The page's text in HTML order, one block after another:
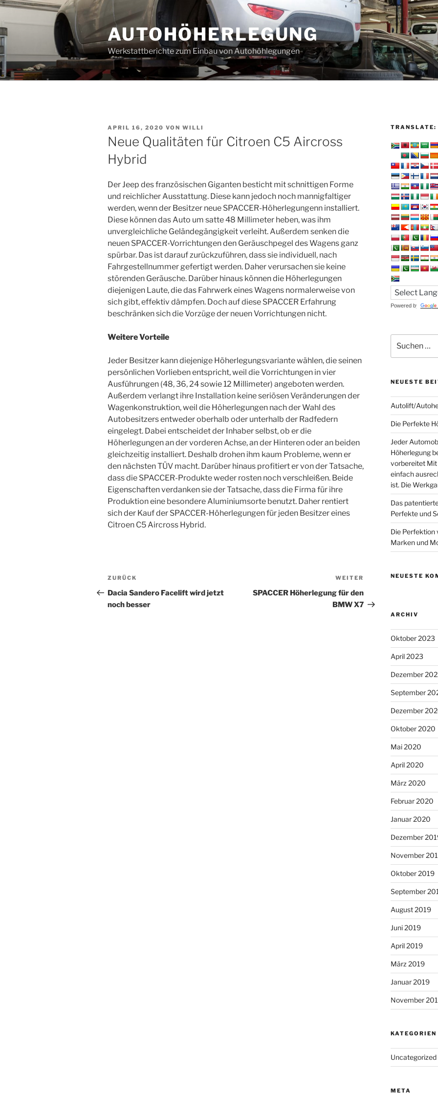
Zum
springen
AUTOHÖHERLEGUNG
Werkstattberichte zum Einbau von Autohöhlegungen
VERÖFFENTLICHT
AM
APRIL 16, 2020 VON WILLI
Neue Qualitäten für Citroen C5 Aircross
Hybrid
Der Jeep des französischen Giganten besticht mit schnittigen Forme
und reichlicher Ausstattung. Diese kann jedoch noch mannigfaltiger
werden, wenn der Besitzer neue SPACCER-Höherlegungenn installiert.
Diese können das Auto um satte 48 Millimeter heben, was ihm
unvergleichliche Geländegängigkeit verleiht. Außerdem senken die
neuen SPACCER-Vorrichtungen den Geräuschpegel des Wagens ganz
spürbar. Das ist darauf zurückzuführen, dass sie individuell, nach
Fahrgestellnummer gefertigt werden. Daher verursachen sie keine
störenden Geräusche. Darüber hinaus können die Höherlegungen
diejenigen Laute, die das Fahrwerk eines Wagens normalerweise von
sich gibt, effektiv dämpfen. Doch auf diese SPACCER Erfahrung
beschränken sich die Vorzüge der neuen Vorrichtungen nicht.
Weitere Vorteile
Jeder Besitzer kann diejenige Höherlegungsvariante wählen, die seinen
persönlichen Vorlieben entspricht, weil die Vorrichtungen in vier
Ausführungen (48, 36, 24 sowie 12 Millimeter) angeboten werden.
Außerdem verlangt ihre Installation keine seriösen Veränderungen der
Wagenkonstruktion, weil die Höherlegungen nach der Wahl des
Autobesitzers entweder oberhalb oder unterhalb der Radfedern
eingelegt. Dabei entscheidet der Inhaber selbst, ob er die
Höherlegungen an der vorderen Achse, an der Hinteren oder an beiden
gleichzeitig installiert. Deshalb drohen ihm kaum Probleme, wenn er
den nächsten TÜV macht. Darüber hinaus profitiert er von der Tatsache,
dass die SPACCER-Produkte weder rosten noch verschleißen. Beide
Eigenschaften verdanken sie der Tatsache, dass die Firma für ihre
Produktion eine besondere Aluminiumsorte benutzt. Daher rentiert
sich der Kauf der SPACCER-Höherlegungen für jeden Besitzer eines
Citroen C5 Aircross Hybrid.
Beitragsnavigation
Vorheriger
Beitrag
ZURÜCK
Dacia Sandero Facelift wird jetzt
noch besser
Nächster
Beitrag
WEITER
SPACCER Höherlegung für den
BMW X7
TRANSLATE:
Powered by
nach:
NEUESTE
Autolift/
Die Perfekte
Jeder
Höherlegung
vorbereitet Mit
einfach
ist. Die
Das
Perfekte und
Die Perfektion
Marken und
NEUESTE
ARCHIV
Oktober 2023
April 2023
Dezember
September
Dezember
Oktober 2020
Mai 2020
April 2020
März 2020
Februar 2020
Januar 2020
Dezember
November
Oktober 2019
September
August 2019
Juni 2019
April 2019
März 2019
Januar 2019
November
KATEGORIEN
Uncategorized
META